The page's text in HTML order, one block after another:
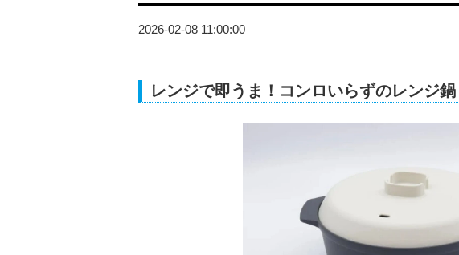
2026-02-08 11:00:00
レンジで即うま！コンロいらずのレンジ鍋